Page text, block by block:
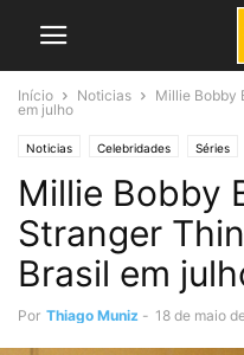
Início Noticias
Millie Bobby
em julho
Noticias Celebridades Séries
Millie Bobby
Stranger
Brasil em
Por Thiago Muniz - 18 de maio